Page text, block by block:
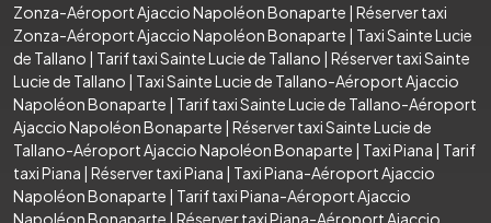
Zonza-Aéroport Ajaccio Napoléon Bonaparte | Réserver taxi
Zonza-Aéroport Ajaccio Napoléon Bonaparte | Taxi Sainte Lucie
de Tallano | Tarif taxi Sainte Lucie de Tallano | Réserver taxi Sainte
Lucie de Tallano | Taxi Sainte Lucie de Tallano-Aéroport Ajaccio
Napoléon Bonaparte | Tarif taxi Sainte Lucie de Tallano-Aéroport
Ajaccio Napoléon Bonaparte | Réserver taxi Sainte Lucie de
Tallano-Aéroport Ajaccio Napoléon Bonaparte | Taxi Piana | Tarif
taxi Piana | Réserver taxi Piana | Taxi Piana-Aéroport Ajaccio
Napoléon Bonaparte | Tarif taxi Piana-Aéroport Ajaccio
Napoléon Bonaparte | Réserver taxi Piana-Aéroport Ajaccio